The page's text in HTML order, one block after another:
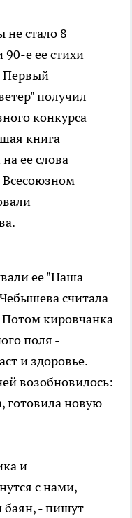
не стало 8
е ее стихи
Первый
получил
конкурса
книга
ее слова
Всесоюзном
ее "Наша
считала
Потом кировчанка
поля -
и здоровье.
возобновилось:
готовила новую
и
с нами,
баян, - пишут